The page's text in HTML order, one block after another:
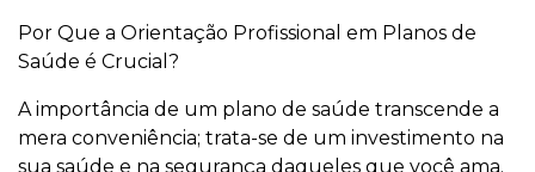
Por Que a Orientação Profissional em Planos de
Saúde é Crucial?
A importância de um plano de saúde transcende a
mera conveniência; trata-se de um investimento na
sua saúde e na segurança daqueles que você ama.